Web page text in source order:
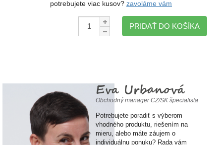
potrebujete viac kusov? zavoláme vám
Množstvo:
PRIDAŤ DO KOŠÍKA
Eva Urbanová
Obchodný manager CZ/SK špecialista
Potrebujete poradiť s výberom
vhodného produktu, riešením na
mieru, alebo máte záujem o
individuálnu ponuku? Rada vám